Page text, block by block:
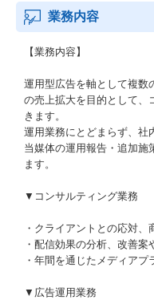
業務内容
【業務内容】
運用型広告を軸として複数
の売上拡大を目的として、
きます。
運用業務にとどまらず、社
当媒体の運用報告・追加施
ます。
▼コンサルティング業務
・クライアントとの応対、
・配信効果の分析、改善
・年間を通じたメディア
▼広告運用業務